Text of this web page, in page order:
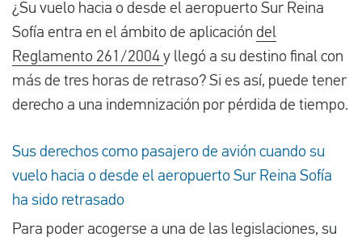
¿Su vuelo hacia o desde el aeropuerto Sur Reina
Sofía entra en el ámbito de aplicación del
Reglamento 261/2004 y llegó a su destino final con
más de tres horas de retraso? Si es así, puede tener
derecho a una indemnización por pérdida de tiempo.
Sus derechos como pasajero de avión cuando su
vuelo hacia o desde el aeropuerto Sur Reina Sofía
ha sido retrasado
Para poder acogerse a una de las legislaciones, su